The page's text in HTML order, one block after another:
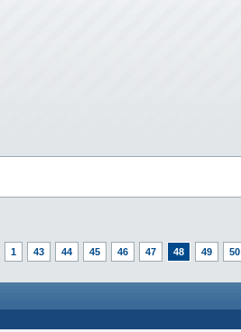
1 43 44 45 46 47 48 49 50